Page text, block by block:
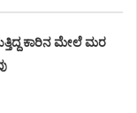
ಕಾರಿನ ಮೇಲೆ ಮರ